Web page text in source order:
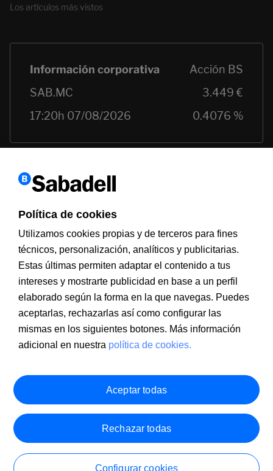
Los artículos más vistos
Información a clientesPSD2
MIFIDDocumentación PRIIPS
Aviso legalPolítica de cookies
Seguridad Atención al cliente
Política de cookies
Utilizamos cookies propias y de terceros para fines
técnicos, personalización, analíticos y publicitarias.
Estas últimas permiten adaptar el contenido a tus
intereses y mostrarte publicidad en base a un perfil
elaborado según la forma en la que navegas. Puedes
aceptarlas, rechazarlas así como configurar las
mismas en los siguientes botones. Más información
adicional en nuestra política de cookies.
Configurar cookies
Rechazar todas
Aceptar todas